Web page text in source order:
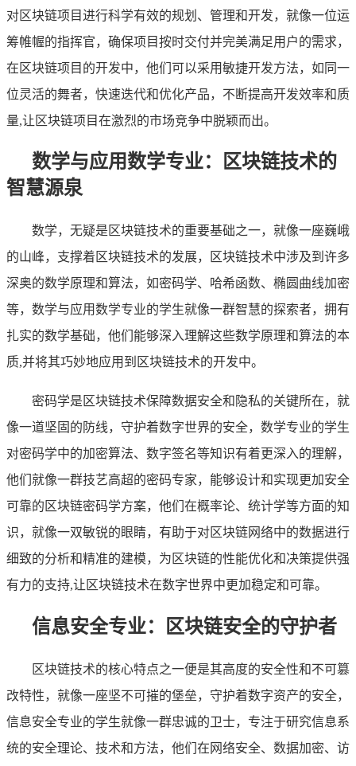
对区块链项目进行科学有效的规划、管理和开发，就像一位运
筹帷幄的指挥官，确保项目按时交付并完美满足用户的需求，
在区块链项目的开发中，他们可以采用敏捷开发方法，如同一
位灵活的舞者，快速迭代和优化产品，不断提高开发效率和质
量,让区块链项目在激烈的市场竞争中脱颖而出。
数学与应用数学专业：区块链技术的
智慧源泉
数学，无疑是区块链技术的重要基础之一，就像一座巍峨
的山峰，支撑着区块链技术的发展，区块链技术中涉及到许多
深奥的数学原理和算法，如密码学、哈希函数、椭圆曲线加密
等，数学与应用数学专业的学生就像一群智慧的探索者，拥有
扎实的数学基础，他们能够深入理解这些数学原理和算法的本
质,并将其巧妙地应用到区块链技术的开发中。
密码学是区块链技术保障数据安全和隐私的关键所在，就
像一道坚固的防线，守护着数字世界的安全，数学专业的学生
对密码学中的加密算法、数字签名等知识有着更深入的理解，
他们就像一群技艺高超的密码专家，能够设计和实现更加安全
可靠的区块链密码学方案，他们在概率论、统计学等方面的知
识，就像一双敏锐的眼睛，有助于对区块链网络中的数据进行
细致的分析和精准的建模，为区块链的性能优化和决策提供强
有力的支持,让区块链技术在数字世界中更加稳定和可靠。
信息安全专业：区块链安全的守护者
区块链技术的核心特点之一便是其高度的安全性和不可篡
改特性，就像一座坚不可摧的堡垒，守护着数字资产的安全，
信息安全专业的学生就像一群忠诚的卫士，专注于研究信息系
统的安全理论、技术和方法，他们在网络安全、数据加密、访